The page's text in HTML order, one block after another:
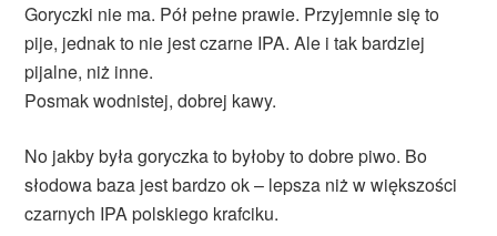
Goryczki nie ma. Pół pełne prawie. Przyjemnie się to
pije, jednak to nie jest czarne IPA. Ale i tak bardziej
pijalne, niż inne.
Posmak wodnistej, dobrej kawy.
No jakby była goryczka to byłoby to dobre piwo. Bo
słodowa baza jest bardzo ok – lepsza niż w większości
czarnych IPA polskiego krafciku.